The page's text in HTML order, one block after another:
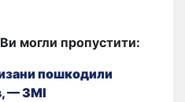
Ви могли пропустити:
пошкодили
— ЗМІ